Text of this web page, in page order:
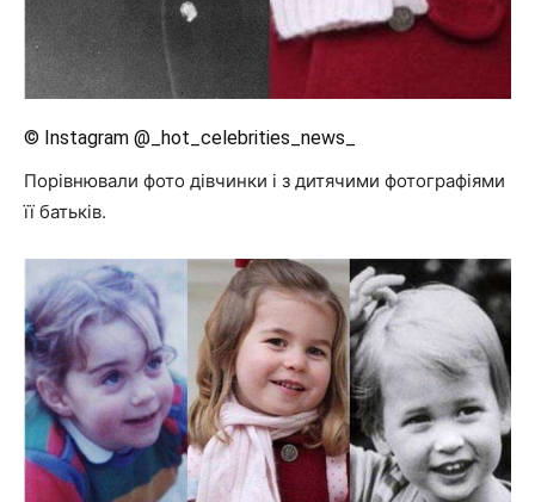
© Instagram @_hot_celebrities_news_
Порівнювали фото дівчинки і з дитячими фотографіями
її батьків.